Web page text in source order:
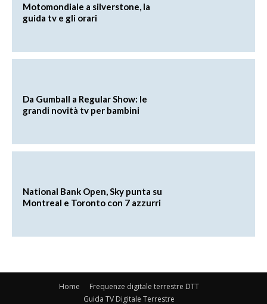
Motomondiale a silverstone, la
guida tv e gli orari
Da Gumball a Regular Show: le
grandi novità tv per bambini
National Bank Open, Sky punta su
Montreal e Toronto con 7 azzurri
Home
Frequenze digitale terrestre DTT
Guida TV Digitale Terrestre